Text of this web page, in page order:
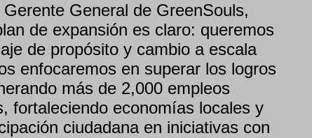
General de GreenSouls,
de expansión es claro: queremos
de propósito y cambio a escala
enfocaremos en superar los logros
más de 2,000 empleos
fortaleciendo economías locales y
ciudadana en iniciativas con